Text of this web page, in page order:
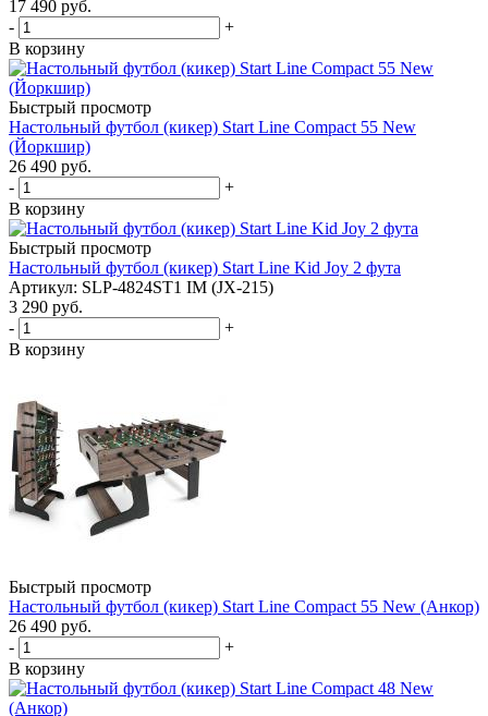
17 490 руб.
-
+
В корзину
Быстрый просмотр
Настольный футбол (кикер) Start Line Compact 55 New
(Йоркшир)
26 490 руб.
-
+
В корзину
Быстрый просмотр
Настольный футбол (кикер) Start Line Kid Joy 2 фута
Артикул: SLP-4824ST1 IM (JX-215)
3 290 руб.
-
+
В корзину
Быстрый просмотр
Настольный футбол (кикер) Start Line Compact 55 New (Анкор)
26 490 руб.
-
+
В корзину